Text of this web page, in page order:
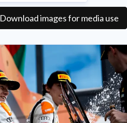
Download images for media use